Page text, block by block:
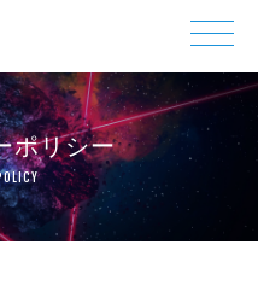
リ シ ー
L I C Y